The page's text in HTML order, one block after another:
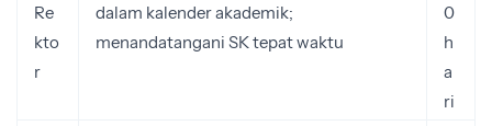
Re
kto
r
dalam kalender akademik;
menandatangani SK tepat waktu
0
h
a
ri